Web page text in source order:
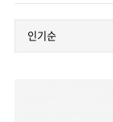
인기순